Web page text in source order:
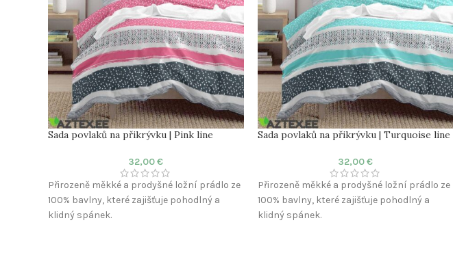
Sada povlaků na přikrývku | Pink line
32,00€
Přirozeně měkké a prodyšné ložní prádlo ze
100% bavlny, které zajišťuje pohodlný a
klidný spánek.
Sada povlaků na přikrývku | Turquoise line
32,00€
Přirozeně měkké a prodyšné ložní prádlo ze
100% bavlny, které zajišťuje pohodlný a
klidný spánek.